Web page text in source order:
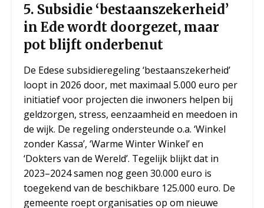
5. Subsidie ‘bestaanszekerheid’
in Ede wordt doorgezet, maar
pot blijft onderbenut
De Edese subsidieregeling ‘bestaanszekerheid’
loopt in 2026 door, met maximaal 5.000 euro per
initiatief voor projecten die inwoners helpen bij
geldzorgen, stress, eenzaamheid en meedoen in
de wijk. De regeling ondersteunde o.a. ‘Winkel
zonder Kassa’, ‘Warme Winter Winkel’ en
‘Dokters van de Wereld’. Tegelijk blijkt dat in
2023–2024 samen nog geen 30.000 euro is
toegekend van de beschikbare 125.000 euro. De
gemeente roept organisaties op om nieuwe